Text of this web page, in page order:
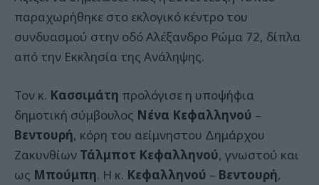
παραχωρήθηκε στο εκλογικό κέντρο του
συνδυασμού στην οδό Αλέξανδρο Ρώμα 72, δίπλα
από την Εκκλησία της Ανάληψης.
Τον κ. Κασσιμάτη προλόγισε η υποψήφια
δημοτική σύμβουλος Νένα Κεφαλληνού –
Βεντουρή, κόρη του αείμνηστου Δημάρχου
Ζακυνθίων Τάλμποτ Κεφαλληνού, γνωστού και
ως Μπούμπη. Η κ. Κεφαλληνού – Βεντουρή,